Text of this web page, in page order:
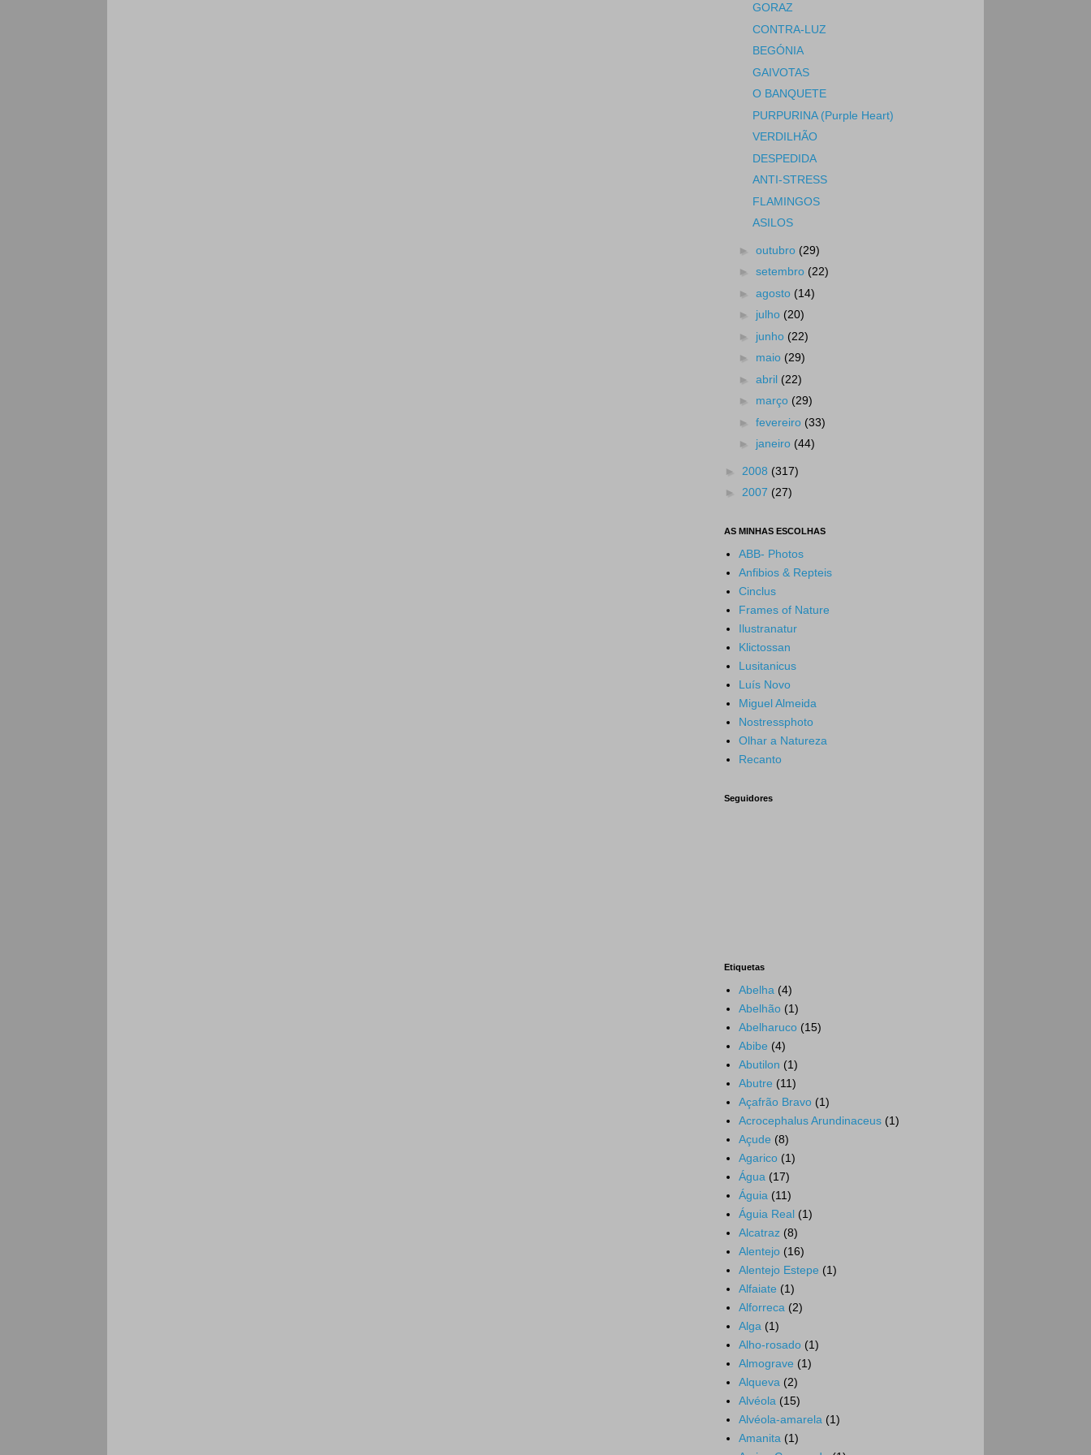
GORAZ
CONTRA-LUZ
BEGÓNIA
GAIVOTAS
O BANQUETE
PURPURINA (Purple Heart)
VERDILHÃO
DESPEDIDA
ANTI-STRESS
FLAMINGOS
ASILOS
► outubro (29)
► setembro (22)
► agosto (14)
► julho (20)
► junho (22)
► maio (29)
► abril (22)
► março (29)
► fevereiro (33)
► janeiro (44)
► 2008 (317)
► 2007 (27)
AS MINHAS ESCOLHAS
ABB- Photos
Anfibios & Repteis
Cinclus
Frames of Nature
Ilustranatur
Klictossan
Lusitanicus
Luís Novo
Miguel Almeida
Nostressphoto
Olhar a Natureza
Recanto
Seguidores
Etiquetas
Abelha (4)
Abelhão (1)
Abelharuco (15)
Abibe (4)
Abutilon (1)
Abutre (11)
Açafrão Bravo (1)
Acrocephalus Arundinaceus (1)
Açude (8)
Agarico (1)
Água (17)
Águia (11)
Águia Real (1)
Alcatraz (8)
Alentejo (16)
Alentejo Estepe (1)
Alfaiate (1)
Alforreca (2)
Alga (1)
Alho-rosado (1)
Almograve (1)
Alqueva (2)
Alvéola (15)
Alvéola-amarela (1)
Amanita (1)